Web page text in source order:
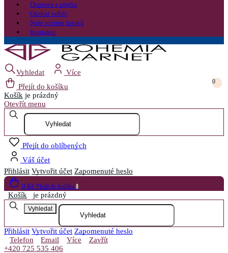
Doprava a platba
Osobní odběr
Naše výroba šperků
Kontakty
Vyhledat
Více
Přejít do košíku
0
Košík je prázdný
Otevřít menu
Přejít do oblíbených
Váš účet
Přihlásit Vytvořit účet Zapomenuté heslo
0 Kč Přejít do košíku 0
Košík je prázdný
Vyhledat
Přihlásit Vytvořit účet Zapomenuté heslo
Telefon
Email Více
Zavřít
+420 725 535 406